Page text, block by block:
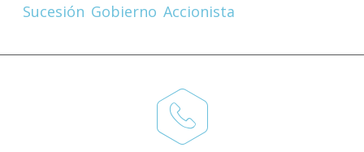
Sucesión Gobierno Accionista